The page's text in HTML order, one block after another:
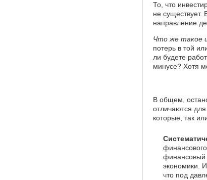
То, что
не существует.
направление
Что же такое
потерь в той
ли будете
минусе? Хотя
В общем,
отличаются
которые, так
финансовый
экономики.
что под